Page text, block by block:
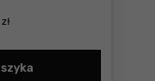
do ostrzenia pił